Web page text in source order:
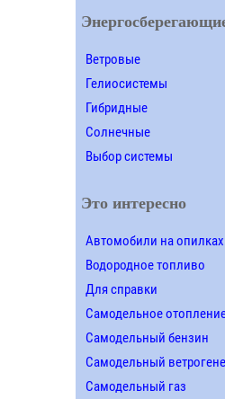
Ветровые
Гелиосистемы
Гибридные
Солнечные
Выбор системы
Это интересно
Автомобили на опилках
Водородное топливо
Для справки
Самодельное
Самодельный бензин
Самодельный
Самодельный газ